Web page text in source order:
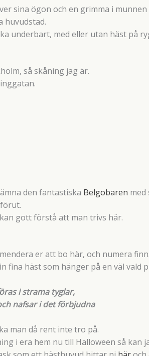
sina ögon och en grimma i
huvudstad.
underbart, med eller utan häst på
så skåning jag är.
den fantastiska Belgobaren
gott förstå att man trivs här.
er att bo här, och numera
fina häst som hänger på en väl vald
i strama tyglar,
nafsar i det förbjudna
man då rent inte tro på.
i era hem nu till Halloween så kan